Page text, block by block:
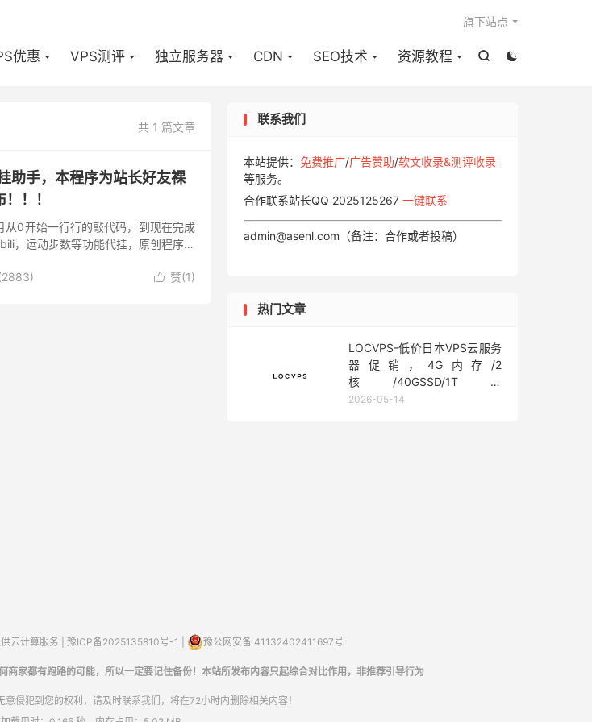


优惠 VPS测评 独立服务器 CDN SEO技术 资源教程
旗下站点
共 1 篇文章
助手，本程序为站长好友裸
！！
0开始一行行的敲代码，到现在完成
，运动步数等功能代挂，原创程序可
 赞(1)
联系我们
本站提供： 免费推广/广告赞助/软文收录&测评收录
等服务。
合作联系站长QQ 2025125267 一键联系
admin@asenl.com（备注：合作或者投稿）
热门文章
LOCVPS-低价日本VPS云服务
器促销，4G内存/2
核/40GSSD/1T流
量/450Mbps带宽，低至36元/
2026-05-14
云计算服务 | 豫ICP备2025135810号-1 豫公网安备 41132402411697号
商家都有跑路的可能，所以一定要记住备份！本站所发布内容只起综合对比作用，非推荐引导行为
侵犯到您的权利，请及时联系我们，将在72小时内删除相关内容！